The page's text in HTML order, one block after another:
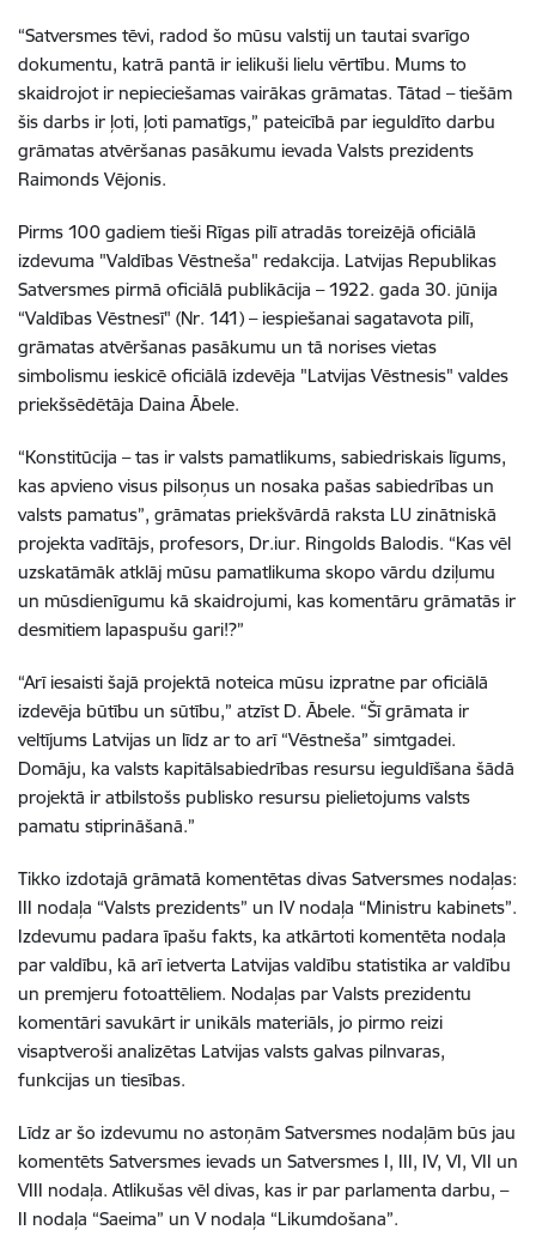
“Satversmes tēvi, radod šo mūsu valstij un tautai svarīgo
dokumentu, katrā pantā ir ielikuši lielu vērtību. Mums to
skaidrojot ir nepieciešamas vairākas grāmatas. Tātad – tiešām
šis darbs ir ļoti, ļoti pamatīgs,” pateicībā par ieguldīto darbu
grāmatas atvēršanas pasākumu ievada Valsts prezidents
Raimonds Vējonis.
Pirms 100 gadiem tieši Rīgas pilī atradās toreizējā oficiālā
izdevuma "Valdības Vēstneša" redakcija. Latvijas Republikas
Satversmes pirmā oficiālā publikācija – 1922. gada 30. jūnija
“Valdības Vēstnesī" (Nr. 141) – iespiešanai sagatavota pilī,
grāmatas atvēršanas pasākumu un tā norises vietas
simbolismu ieskicē oficiālā izdevēja "Latvijas Vēstnesis" valdes
priekšsēdētāja Daina Ābele.
“Konstitūcija – tas ir valsts pamatlikums, sabiedriskais līgums,
kas apvieno visus pilsoņus un nosaka pašas sabiedrības un
valsts pamatus”, grāmatas priekšvārdā raksta LU zinātniskā
projekta vadītājs, profesors, Dr.iur. Ringolds Balodis. “Kas vēl
uzskatāmāk atklāj mūsu pamatlikuma skopo vārdu dziļumu
un mūsdienīgumu kā skaidrojumi, kas komentāru grāmatās ir
desmitiem lapaspušu gari!?”
“Arī iesaisti šajā projektā noteica mūsu izpratne par oficiālā
izdevēja būtību un sūtību,” atzīst D. Ābele. “Šī grāmata ir
veltījums Latvijas un līdz ar to arī “Vēstneša” simtgadei.
Domāju, ka valsts kapitālsabiedrības resursu ieguldīšana šādā
projektā ir atbilstošs publisko resursu pielietojums valsts
pamatu stiprināšanā.”
Tikko izdotajā grāmatā komentētas divas Satversmes nodaļas:
III nodaļa “Valsts prezidents” un IV nodaļa “Ministru kabinets”.
Izdevumu padara īpašu fakts, ka atkārtoti komentēta nodaļa
par valdību, kā arī ietverta Latvijas valdību statistika ar valdību
un premjeru fotoattēliem. Nodaļas par Valsts prezidentu
komentāri savukārt ir unikāls materiāls, jo pirmo reizi
visaptveroši analizētas Latvijas valsts galvas pilnvaras,
funkcijas un tiesības.
Līdz ar šo izdevumu no astoņām Satversmes nodaļām būs jau
komentēts Satversmes ievads un Satversmes I, III, IV, VI, VII un
VIII nodaļa. Atlikušas vēl divas, kas ir par parlamenta darbu, –
II nodaļa “Saeima” un V nodaļa “Likumdošana”.